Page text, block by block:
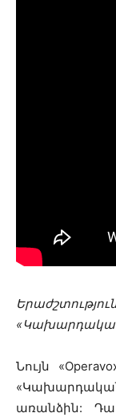
Նույն
առանձին: Դա